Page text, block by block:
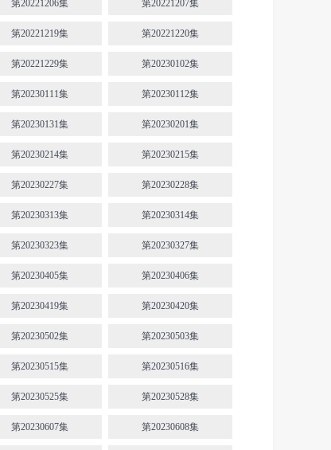
第20221206集 第20221207集
第20221219集 第20221220集
第20221229集 第20230102集
第20230111集 第20230112集
第20230131集 第20230201集
第20230214集 第20230215集
第20230227集 第20230228集
第20230313集 第20230314集
第20230323集 第20230327集
第20230405集 第20230406集
第20230419集 第20230420集
第20230502集 第20230503集
第20230515集 第20230516集
第20230525集 第20230528集
第20230607集 第20230608集